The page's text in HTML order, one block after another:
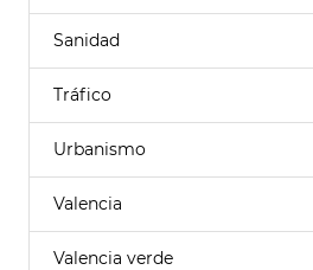
Sanidad
Tráfico
Urbanismo
Valencia
Valencia verde